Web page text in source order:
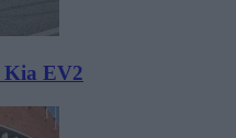
Kia EV2